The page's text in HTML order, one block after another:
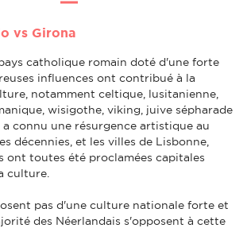
vs Girona
catholique romain doté d'une forte
influences ont contribué à la
notamment celtique, lusitanienne,
wisigothe, viking, juive sépharade
a connu une résurgence artistique au
décennies, et les villes de Lisbonne,
ont toutes été proclamées capitales
culture.
pas d'une culture nationale forte et
des Néerlandais s'opposent à cette